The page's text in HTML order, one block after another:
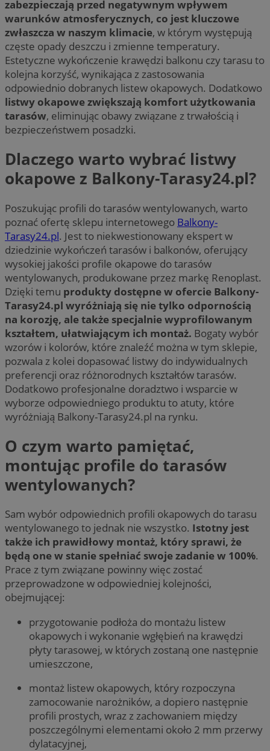
zabezpieczają przed negatywnym wpływem
warunków atmosferycznych, co jest kluczowe
zwłaszcza w naszym klimacie, w którym występują
częste opady deszczu i zmienne temperatury.
Estetyczne wykończenie krawędzi balkonu czy tarasu to
kolejna korzyść, wynikająca z zastosowania
odpowiednio dobranych listew okapowych. Dodatkowo
listwy okapowe zwiększają komfort użytkowania
tarasów, eliminując obawy związane z trwałością i
bezpieczeństwem posadzki.
Dlaczego warto wybrać listwy
okapowe z Balkony-Tarasy24.pl?
Poszukując profili do tarasów wentylowanych, warto
poznać ofertę sklepu internetowego Balkony-
Tarasy24.pl. Jest to niekwestionowany ekspert w
dziedzinie wykończeń tarasów i balkonów, oferujący
wysokiej jakości profile okapowe do tarasów
wentylowanych, produkowane przez markę Renoplast.
Dzięki temu produkty dostępne w ofercie Balkony-
Tarasy24.pl wyróżniają się nie tylko odpornością
na korozję, ale także specjalnie wyprofilowanym
kształtem, ułatwiającym ich montaż. Bogaty wybór
wzorów i kolorów, które znaleźć można w tym sklepie,
pozwala z kolei dopasować listwy do indywidualnych
preferencji oraz różnorodnych kształtów tarasów.
Dodatkowo profesjonalne doradztwo i wsparcie w
wyborze odpowiedniego produktu to atuty, które
wyróżniają Balkony-Tarasy24.pl na rynku.
O czym warto pamiętać,
montując profile do tarasów
wentylowanych?
Sam wybór odpowiednich profili okapowych do tarasu
wentylowanego to jednak nie wszystko. Istotny jest
także ich prawidłowy montaż, który sprawi, że
będą one w stanie spełniać swoje zadanie w 100%.
Prace z tym związane powinny więc zostać
przeprowadzone w odpowiedniej kolejności,
obejmującej:
przygotowanie podłoża do montażu listew
okapowych i wykonanie wgłębień na krawędzi
płyty tarasowej, w których zostaną one następnie
umieszczone,
montaż listew okapowych, który rozpoczyna
zamocowanie narożników, a dopiero następnie
profili prostych, wraz z zachowaniem między
poszczególnymi elementami około 2 mm przerwy
dylatacyjnej,